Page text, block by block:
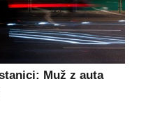
Muž z auta